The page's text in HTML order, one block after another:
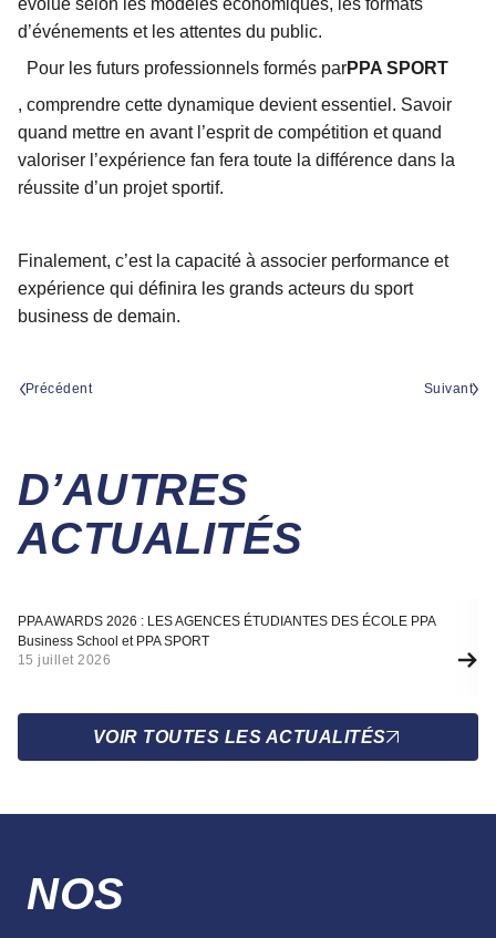
évolue selon les modèles économiques, les formats
d’événements et les attentes du public.
Pour les futurs professionnels formés parPPA SPORT
, comprendre cette dynamique devient essentiel. Savoir
quand mettre en avant l’esprit de compétition et quand
valoriser l’expérience fan fera toute la différence dans la
réussite d’un projet sportif.
Finalement, c’est la capacité à associer performance et
expérience qui définira les grands acteurs du sport
business de demain.
Précédent Suivant
D’AUTRES
ACTUALITÉS
Actualité
PPA AWARDS 2026 : LES AGENCES ÉTUDIANTES DES ÉCOLE PPA
Business School et PPA SPORT
15 juillet 2026
VOIR TOUTES LES ACTUALITÉS
NOS